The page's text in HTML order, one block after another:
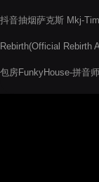
抖音抽烟萨克斯 Mkj-
Rebirth(Official Rebirth
包房FunkyHouse-拼音